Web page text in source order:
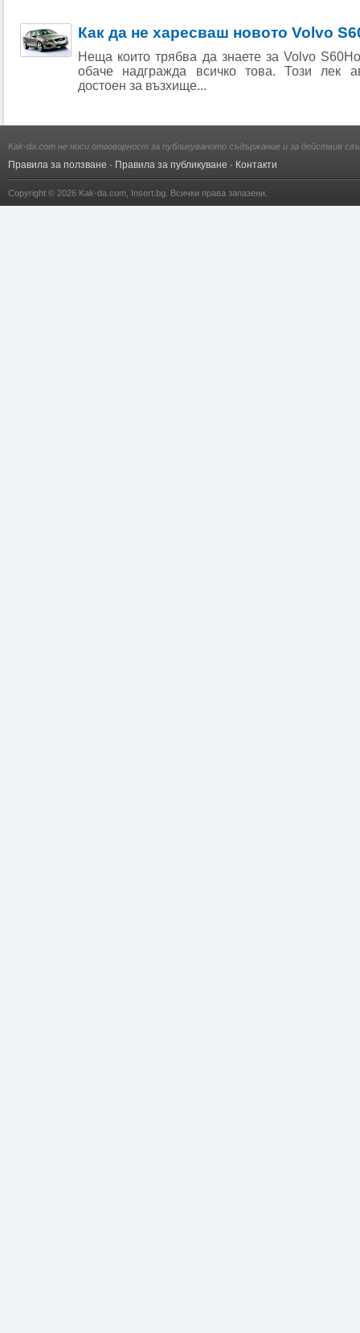
Как да не харесваш новото Volvo
Неща които трябва да знаете за Volvo
обаче надгражда всичко това. Този лек
достоен за възхище...
Kak-da.com не носи отговорност за публикуваното съдържание и за действия
Правила за ползване · Правила за публикуване · Контакти
Copyright © 2026 Kak-da.com Insert.bg . Всички права запазени.